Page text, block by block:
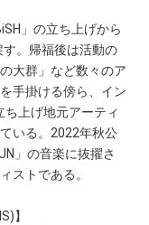
」の立ち上げから
。帰福後は活動の
大群」など数々のア
手掛ける傍ら、イン
ち上げ地元アーティ
いる。2022年秋公
」の音楽に抜擢さ
ストである。
】